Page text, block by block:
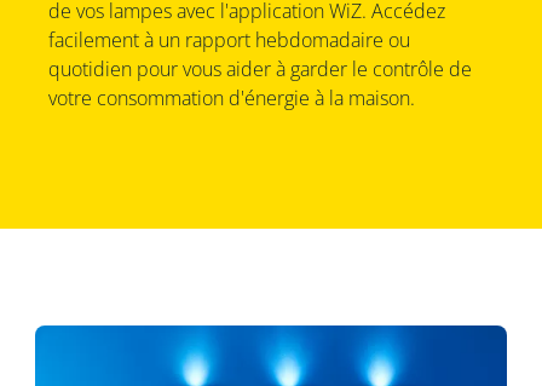
de vos lampes avec l'application WiZ. Accédez
facilement à un rapport hebdomadaire ou
quotidien pour vous aider à garder le contrôle de
votre consommation d'énergie à la maison.